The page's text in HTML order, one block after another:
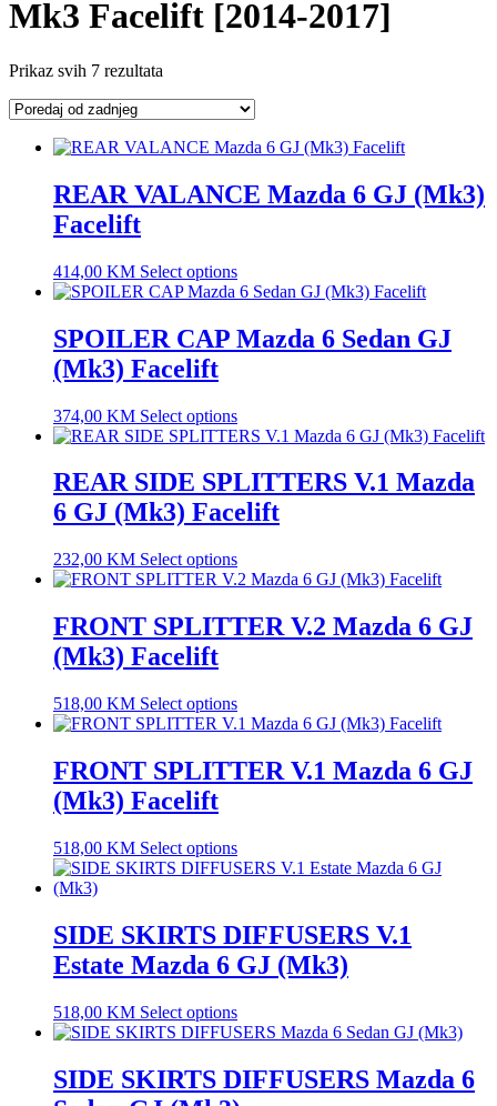
Mk3 Facelift [2014-2017]
Prikaz svih 7 rezultata
REAR VALANCE Mazda 6 GJ (Mk3)
Facelift
414,00 KM Select options
SPOILER CAP Mazda 6 Sedan GJ
(Mk3) Facelift
374,00 KM Select options
REAR SIDE SPLITTERS V.1 Mazda
6 GJ (Mk3) Facelift
232,00 KM Select options
FRONT SPLITTER V.2 Mazda 6 GJ
(Mk3) Facelift
518,00 KM Select options
FRONT SPLITTER V.1 Mazda 6 GJ
(Mk3) Facelift
518,00 KM Select options
SIDE SKIRTS DIFFUSERS V.1
Estate Mazda 6 GJ (Mk3)
518,00 KM Select options
SIDE SKIRTS DIFFUSERS Mazda 6